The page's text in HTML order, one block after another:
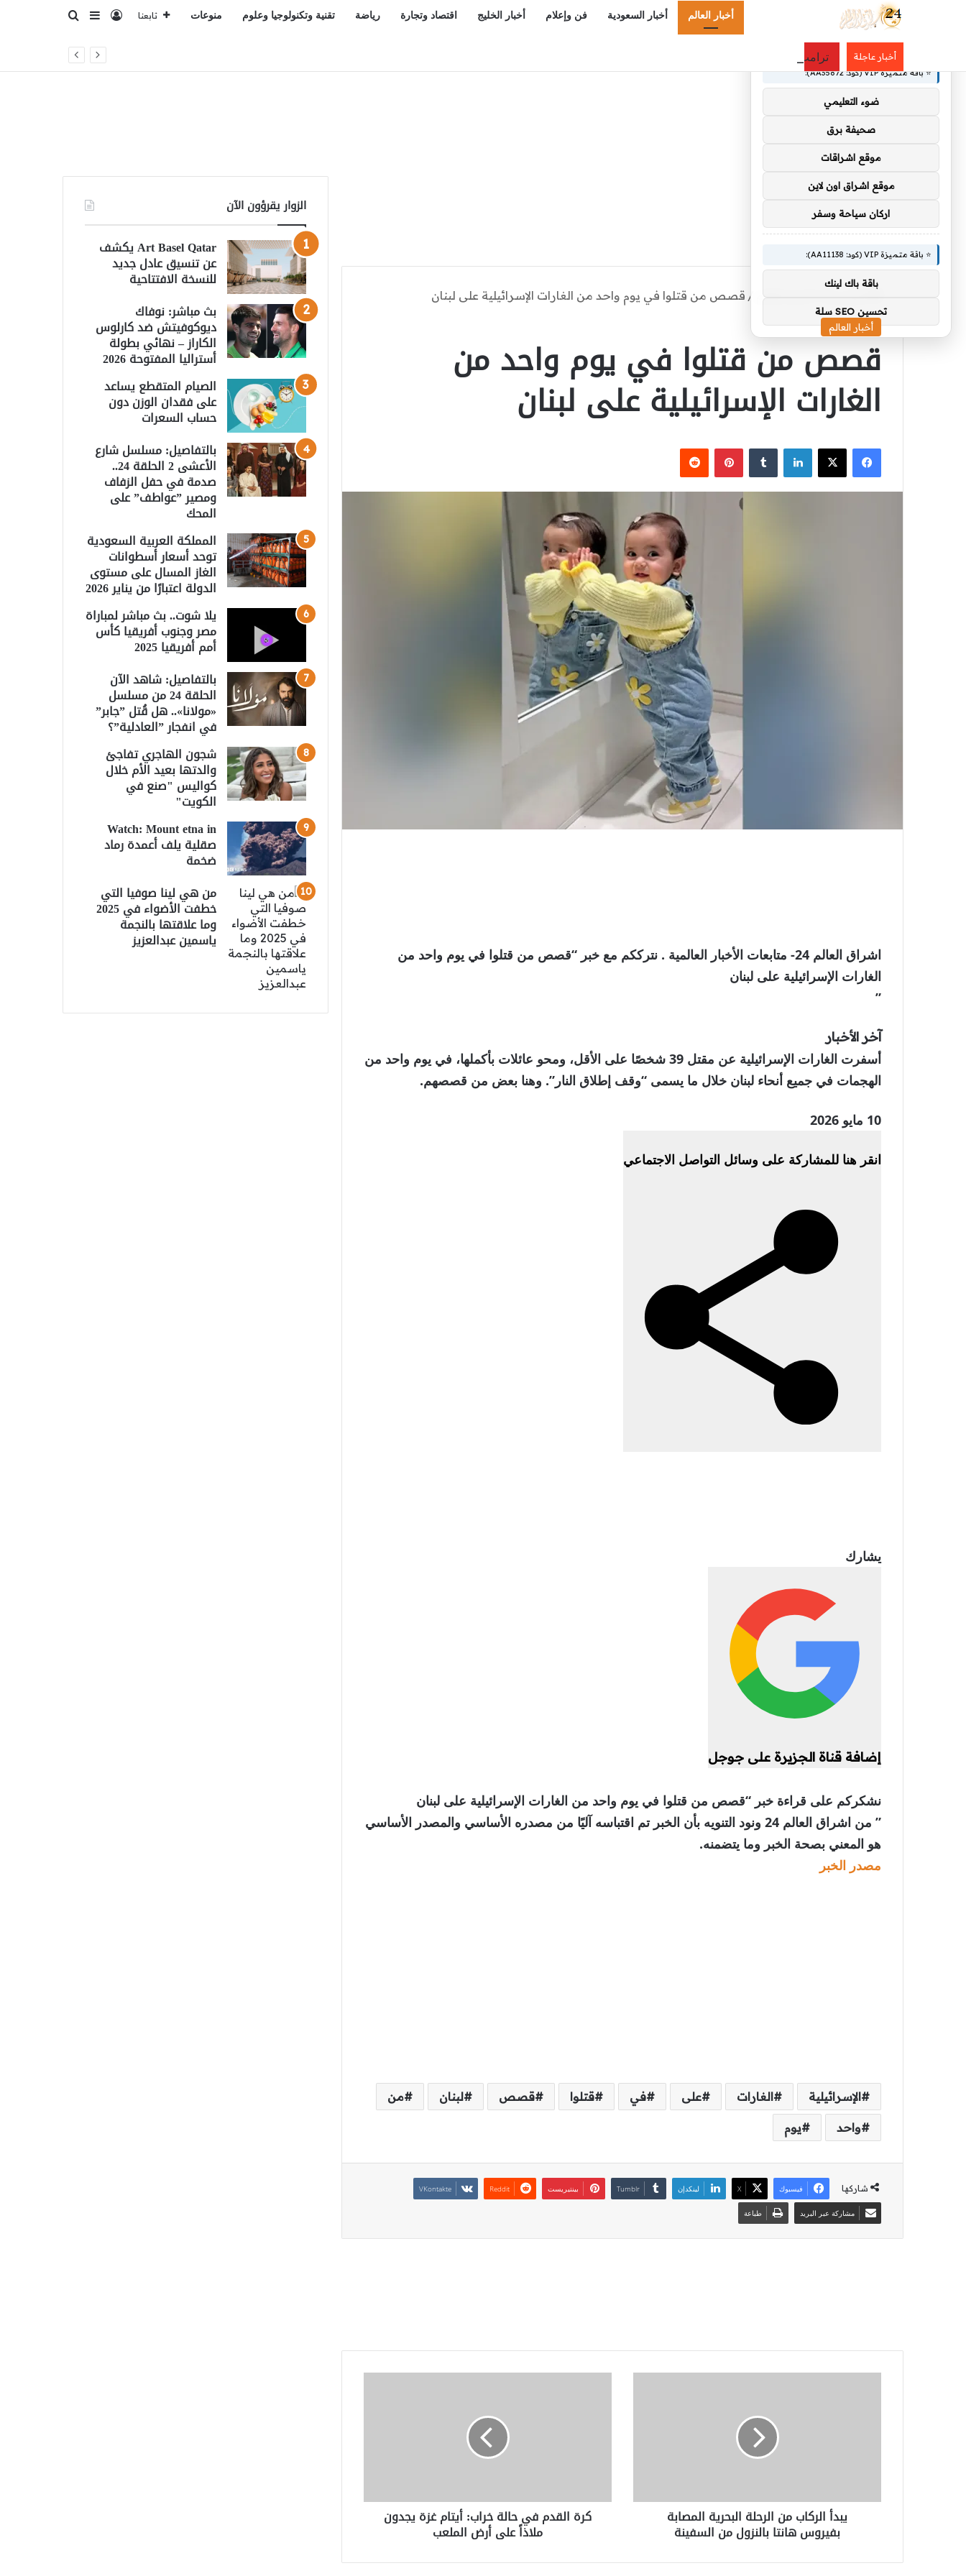
أخبار العالم أخبار السعودية فن وإعلام أخبار الخليج اقتصاد وتجارة رياضة تقنية وتكنولوجيا وعلوم منوعات تابعنا تسجيل الدخول
إضافة عمود
بحث عن
أخبار عاجلة ترامب ينفجر غضبًا في وجه وزير حربه.. أزمة الذخائر تكشف أول شرخ داخل إدارة حرب إيران.. ماذا حدث؟
أخبار العالم / قصص من قتلوا في يوم واحد من الغارات الإسرائيلية على لبنان
أخبار العالم
قصص من قتلوا في يوم واحد من
الغارات الإسرائيلية على لبنان
فيسبوك
‫X لينكدإن بينتيريست
اشراق العالم 24- متابعات الأخبار العالمية . نترككم مع خبر “قصص من قتلوا في يوم واحد من
الغارات الإسرائيلية على لبنان
”
آخر الأخبار
أسفرت الغارات الإسرائيلية عن مقتل 39 شخصًا على الأقل، ومحو عائلات بأكملها، في يوم واحد من
الهجمات في جميع أنحاء لبنان خلال ما يسمى “وقف إطلاق النار”. وهنا بعض من قصصهم.
نُشرت
10
10 مايو 2026
انقر هنا للمشاركة على وسائل التواصل الاجتماعي
يشارك
إضافة قناة الجزيرة على جوجل
نشكركم على قراءة خبر “قصص من قتلوا في يوم واحد من الغارات الإسرائيلية على لبنان
” من اشراق العالم 24 ونود التنويه بأن الخبر تم اقتباسه آليًا من مصدره الأساسي والمصدر الأساسي
هو المعني بصحة الخبر وما يتضمنه.
مصدر الخبر
الإسرائيلية الغارات على في قتلوا قصص لبنان من
واحد يوم
شاركها فيسبوك ‫X لينكدإن بينتيريست
مشاركة عبر البريد طباعة
بالنزول
يبدأ الركاب من الرحلة البحرية المصابة
بفيروس هانتا بالنزول من السفينة
ملاذاً
كرة القدم في حالة خراب: أيتام غزة يجدون
ملاذاً على أرض الملعب
الزوار يقرؤون الآن
Art Basel Qatar يكشف
عن تنسيق عادل جديد
للنسخة الافتتاحية
بث مباشر: نوفاك
ديوكوفيتش ضد كارلوس
الكاراز – نهائي بطولة
أستراليا المفتوحة 2026
الصيام المتقطع يساعد
على فقدان الوزن دون
حساب السعرات
بالتفاصيل: مسلسل شارع
الأعشى 2 الحلقة 24..
صدمة في حفل الزفاف
ومصير ”عواطف” على
المحك
المملكة العربية السعودية
توحد أسعار أسطوانات
الغاز المسال على مستوى
الدولة اعتبارًا من يناير 2026
يلا شوت.. بث مباشر لمباراة
مصر وجنوب أفريقيا كأس
أمم أفريقيا 2025
بالتفاصيل: شاهد الآن
الحلقة 24 من مسلسل
«مولانا».. هل قُتل ”جابر”
في انفجار ”العادلية”؟
شجون الهاجري تفاجئ
والدتها بعيد الأم خلال
كواليس "صنع في
الكويت"
Watch: Mount etna in
صقلية يلف أعمدة رماد
ضخمة
من هي لينا صوفيا التي
خطفت الأضواء في 2025
وما علاقتها بالنجمة
ياسمين عبدالعزيز
⭐ باقة متميزة VIP (كود: AA35872):
ضوء التعليمي
صحيفة برق
موقع اشراقات
موقع اشراق اون لاين
اركان سياحة وسفر
⭐ باقة متميزة VIP (كود: AA11138):
باقة باك لينك
تحسين SEO سلة